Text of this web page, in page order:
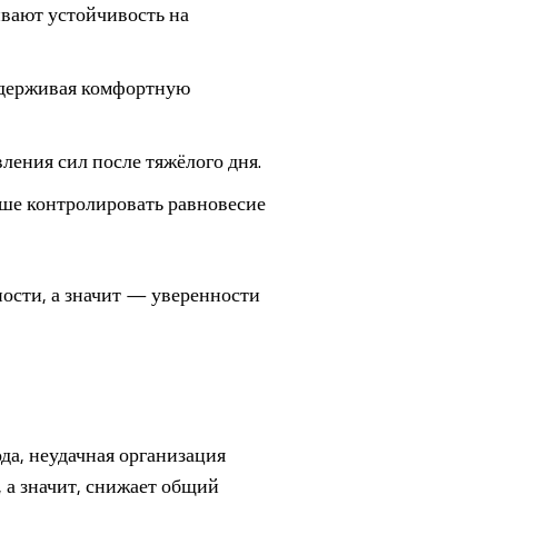
устойчивость на
комфортную
сил после тяжёлого дня.
контролировать равновесие
а значит — уверенности
неудачная организация
значит, снижает общий